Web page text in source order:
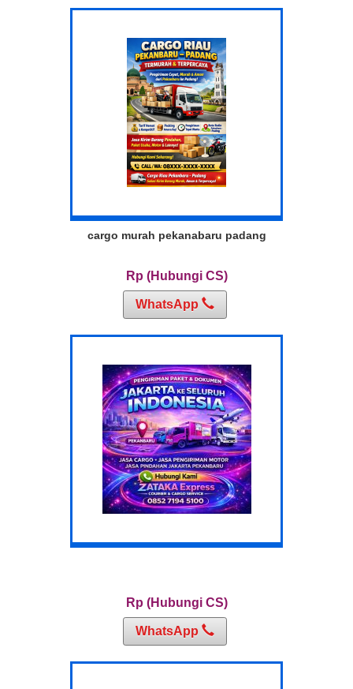
cargo murah pekanabaru padang
Rp (Hubungi CS)
WhatsApp
Rp (Hubungi CS)
WhatsApp